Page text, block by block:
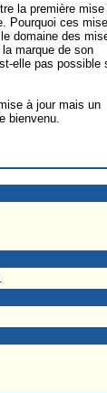
la première mise
Pourquoi ces
domaine des
marque de son
elle pas possible
à jour mais un
bienvenu.